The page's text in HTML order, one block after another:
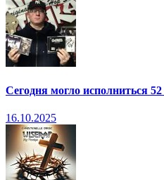
Сегодня могло исполниться
16.10.2025